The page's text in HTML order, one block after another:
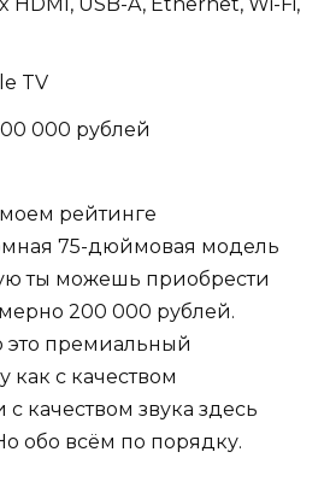
TV
000 рублей
рейтинге
75-дюймовая модель
ты можешь приобрести
200 000 рублей.
это премиальный
как с качеством
качеством звука здесь
обо всём по порядку.